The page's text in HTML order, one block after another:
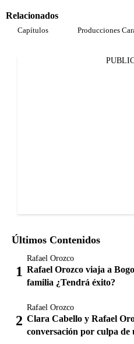
Relacionados
Capítulos Producciones
Últimos Contenidos
Rafael Orozco
Rafael Orozco viaja a
familia ¿Tendrá éxito?
Rafael Orozco
Clara Cabello y Rafael
conversación por culpa de